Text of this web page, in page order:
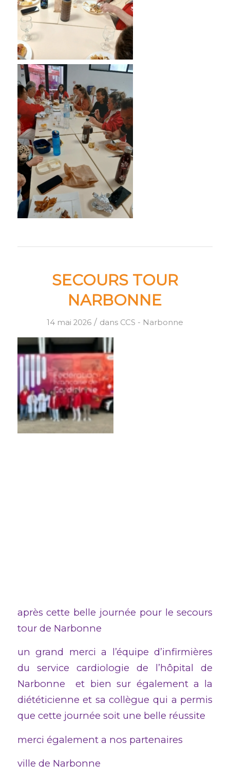
SECOURS TOUR
NARBONNE
14 mai 2026 / dans CCS - Narbonne
après cette belle journée pour le secours
tour de Narbonne
un grand merci a l’équipe d’infirmières
du service cardiologie de l’hôpital de
Narbonne et bien sur également a la
diététicienne et sa collègue qui a permis
que cette journée soit une belle réussite
merci également a nos partenaires
ville de Narbonne